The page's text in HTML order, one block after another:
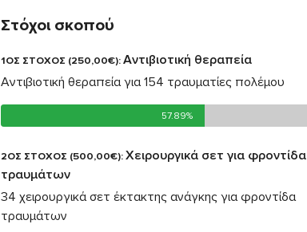
Στόχοι σκοπού
1ΟΣ ΣΤΟΧΟΣ (250,00€):Αντιβιοτική θεραπεία
Αντιβιοτική θεραπεία για 154 τραυματίες πολέμου
57.89%
57.89%
2ΟΣ ΣΤΟΧΟΣ (500,00€):Χειρουργικά σετ για φροντίδα
τραυμάτων
34 χειρουργικά σετ έκτακτης ανάγκης για φροντίδα
τραυμάτων